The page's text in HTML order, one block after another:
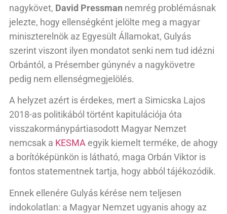
nagykövet, David Pressman nemrég problémásnak
jelezte, hogy ellenségként jelölte meg a magyar
miniszterelnök az Egyesült Államokat, Gulyás
szerint viszont ilyen mondatot senki nem tud idézni
Orbántól, a Présember gúnynév a nagykövetre
pedig nem ellenségmegjelölés.
A helyzet azért is érdekes, mert a Simicska Lajos
2018-as politikából történt kapitulációja óta
visszakormánypártiasodott Magyar Nemzet
nemcsak a KESMA egyik kiemelt terméke, de ahogy
a borítóképünkön is látható, maga Orbán Viktor is
fontos statementnek tartja, hogy abból tájékozódik.
Ennek ellenére Gulyás kérése nem teljesen
indokolatlan: a Magyar Nemzet ugyanis ahogy az